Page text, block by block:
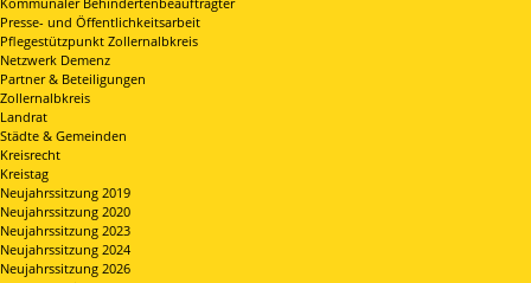
Presse- und Öffentlichkeitsarbeit
Pflegestützpunkt Zollernalbkreis
Netzwerk Demenz
Partner & Beteiligungen
Zollernalbkreis
Landrat
Städte & Gemeinden
Kreisrecht
Kreistag
Neujahrssitzung 2019
Neujahrssitzung 2020
Neujahrssitzung 2023
Neujahrssitzung 2024
Neujahrssitzung 2026